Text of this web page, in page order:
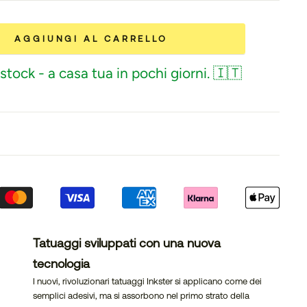
AGGIUNGI AL CARRELLO
- a casa tua in pochi giorni. 🇮🇹
Tatuaggi sviluppati con una nuova
tecnologia
I nuovi, rivoluzionari tatuaggi Inkster si applicano come dei
semplici adesivi, ma si assorbono nel primo strato della